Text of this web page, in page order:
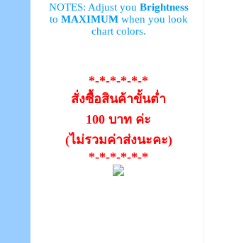
NOTES: Adjust you Brightness
to MAXIMUMwhen you look
chart colors.
*-*-*-*-*-*
สั่งซื้อสินค้าขั้นต่ำ
100 บาท ค่ะ
(ไม่รวมค่าส่งนะคะ)
*-*-*-*-*-*